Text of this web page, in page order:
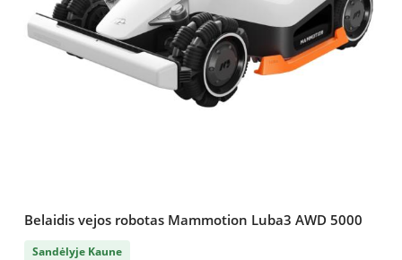
Belaidis vejos robotas Mammotion Luba3 AWD 5000
Sandėlyje Kaune